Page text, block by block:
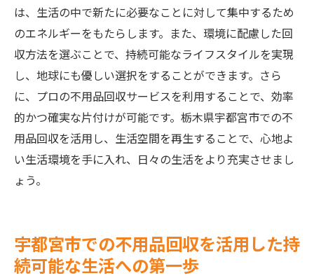
は、生活の中で新たに必要なことに対して集中するため
のエネルギーをもたらします。また、環境に配慮した回
収方法を選ぶことで、持続可能なライフスタイルを実現
し、地球にも優しい選択をすることができます。さら
に、プロの不用品回収サービスを利用することで、効率
的かつ確実な片付けが可能です。栃木県宇都宮市での不
用品回収を活用し、生活空間を再生することで、心地よ
い生活環境を手に入れ、日々の生活をより充実させまし
ょう。
宇都宮市での不用品回収を活用した持
続可能な生活への第一歩